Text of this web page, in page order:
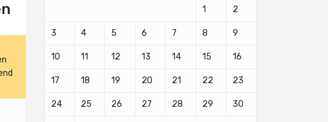
1 2
3 4 5 6 7 8 9
10 11 12 13 14 15 16
17 18 19 20 21 22 23
24 25 26 27 28 29 30